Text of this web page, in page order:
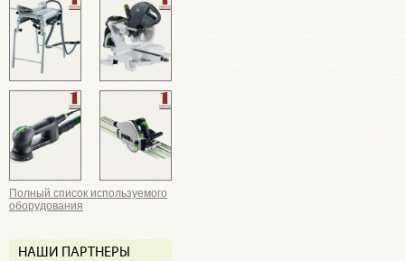
Полный список используемого
оборудования
НАШИ ПАРТНЕРЫ